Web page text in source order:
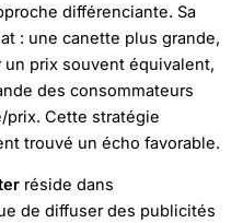
différenciante. Sa
: une canette plus grande,
prix souvent équivalent,
des consommateurs
prix. Cette stratégie
trouvé un écho favorable.
réside dans
de diffuser des publicités